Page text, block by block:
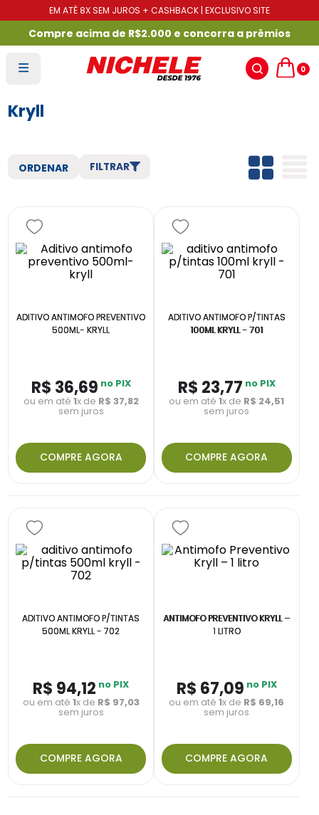
EM ATÉ 8X SEM JUROS + CASHBACK | EXCLUSIVO SITE
Compre acima de R$2.000 e concorra a prêmios
0
Kryll
FILTRAR
ADITIVO ANTIMOFO PREVENTIVO
500ML- KRYLL
R$ 36,69 no PIX
ou em até 1x de R$ 37,82
sem juros
COMPRE AGORA
ADITIVO ANTIMOFO P/TINTAS
100ML KRYLL - 701
R$ 23,77 no PIX
ou em até1x de R$ 24,51
sem juros
COMPRE AGORA
ADITIVO ANTIMOFO P/TINTAS
500ML KRYLL - 702
R$ 94,12 no PIX
ou em até 1x de R$ 97,03
sem juros
COMPRE AGORA
ANTIMOFO PREVENTIVO KRYLL –
1 LITRO
R$ 67,09 no PIX
ou em até1x de R$ 69,16
sem juros
COMPRE AGORA